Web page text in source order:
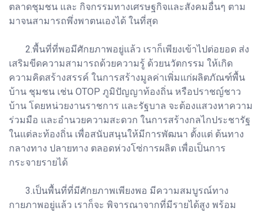
ตลาดชุมชน และ กิจกรรมทางเศรษฐกิจและสังคมอื่นๆ ตาม
มาจนสามารถพึ่งพาตนเองได้ ในที่สุด
2.พื้นที่ที่พอมีศักยภาพอยู่แล้ว เราก็เพียงเข้าไปต่อยอด ส่ง
เสริมขีดความสามารถด้วยความรู้ ด้วยนวัตกรรม ให้เกิด
ความคิดสร้างสรรค์ ในการสร้างมูลค่าเพิ่มแก่ผลิตภัณฑ์พื้น
บ้าน ชุมชน เช่น OTOP ภูมิปัญญาท้องถิ่น หรือปราชญ์ชาว
บ้าน โดยหน่วยงานราชการ และรัฐบาล จะต้องแสวงหาความ
ร่วมมือ และอำนวยความสะดวก ในการสร้างกลไกประชารัฐ
ในแต่ละท้องถิ่น เพื่อสนับสนุนให้มีการพัฒนา ตั้งแต่ ต้นทาง
กลางทาง ปลายทาง ตลอดห่วงโซ่การผลิต เพื่อเป็นการ
กระจายรายได้
3.เป็นพื้นที่ที่มีศักยภาพเพียงพอ มีความสมบูรณ์ทาง
กายภาพอยู่แล้ว เราก็จะ พิจารณาจากที่มีรายได้สูง พร้อม